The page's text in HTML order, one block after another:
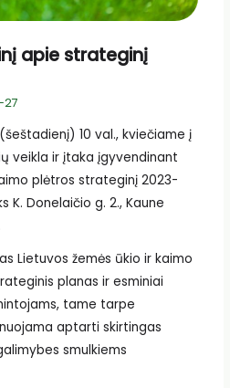
apie strateginį
10 val., kviečiame į
veikla ir įtaka įgyvendinant
plėtros strateginį 2023-
K. Donelaičio g. 2., Kaune
Lietuvos žemės ūkio ir kaimo
planas ir esminiai
tame tarpe
aptarti skirtingas
smulkiems